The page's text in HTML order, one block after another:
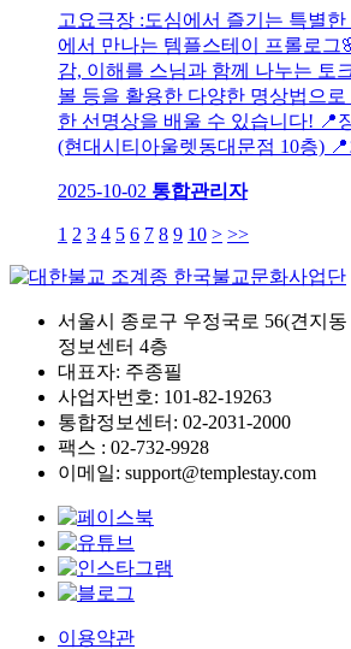
고요극장 :도심에서 즐기는 특별
에서 만나는 템플스테이 프롤로그
감, 이해를 스님과 함께 나누는 토
볼 등을 활용한 다양한 명상법으
한 선명상을 배울 수 있습니다! 📍
(현대시티아울렛동대문점 10층)
2025-10-02 통합관리자
1 2 3 4 5 6 7 8 9 10 > >>
서울시 종로구 우정국로 56(견지
정보센터 4층
대표자: 주종필
사업자번호: 101-82-19263
통합정보센터: 02-2031-2000
팩스 : 02-732-9928
이메일: support@templestay.com
이용약관